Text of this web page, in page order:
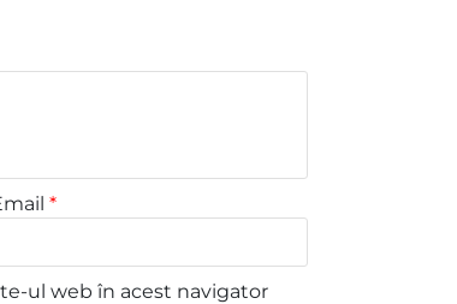
*
ul web în acest navigator